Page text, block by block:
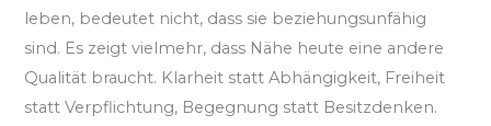
leben, bedeutet nicht, dass sie beziehungsunfähig
sind. Es zeigt vielmehr, dass Nähe heute eine andere
Qualität braucht. Klarheit statt Abhängigkeit, Freiheit
statt Verpflichtung, Begegnung statt Besitzdenken.